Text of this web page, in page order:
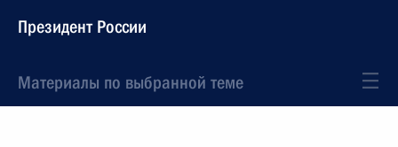
Президент России
Материалы по выбранной теме